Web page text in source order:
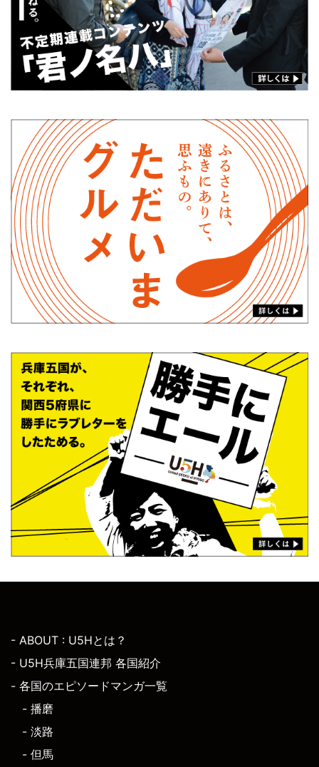
- ABOUT : U5Hとは？
- U5H兵庫五国連邦 各国紹介
- 各国のエピソードマンガ一覧
- 播磨
- 淡路
- 但馬